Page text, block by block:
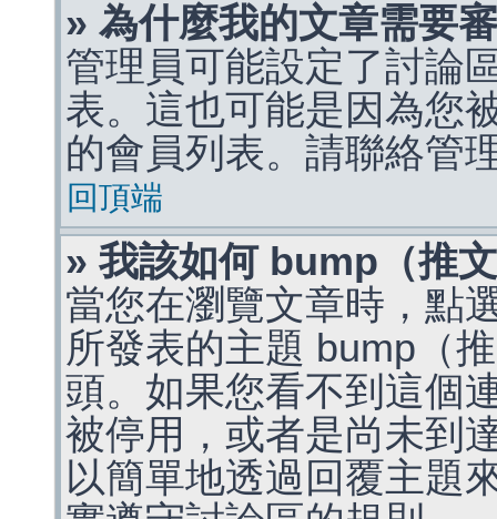
» 為什麼我的文章需要
管理員可能設定了討論
表。這也可能是因為您
的會員列表。請聯絡管
回頂端
» 我該如何 bump（推
當您在瀏覽文章時，點
所發表的主題 bump（
頭。如果您看不到這個
被停用，或者是尚未到
以簡單地透過回覆主題